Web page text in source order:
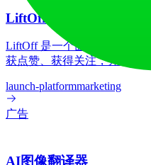
LiftOff
LiftOff 是一个面向创客的产
获点赞、获得关注，并与热
launch-platformmarketing
广告
AI图像翻译器